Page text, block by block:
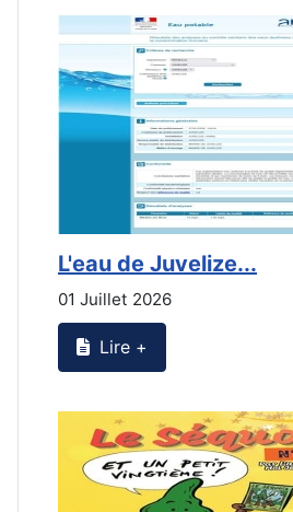
L'eau de Juvelize...
01 Juillet 2026
Lire +